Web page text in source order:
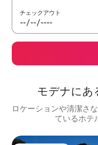
チェックアウト
モデナにあ
ロケーションや清潔さ
ているホテ